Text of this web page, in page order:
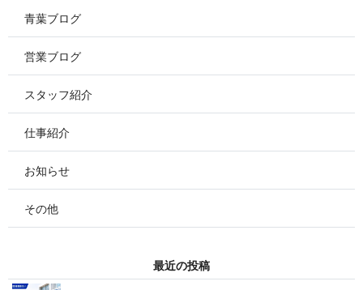
青葉ブログ
営業ブログ
スタッフ紹介
仕事紹介
お知らせ
その他
最 近 の 投 稿